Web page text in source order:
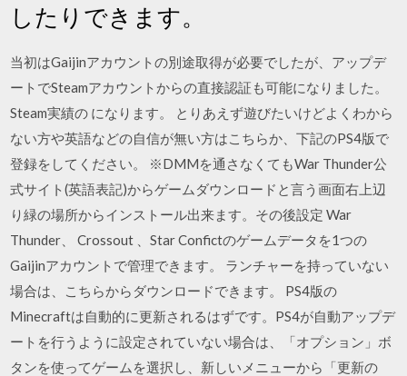
したりできます。
当初はGaijinアカウントの別途取得が必要でしたが、アップデ
ートでSteamアカウントからの直接認証も可能になりました。
Steam実績の になります。 とりあえず遊びたいけどよくわから
ない方や英語などの自信が無い方はこちらか、下記のPS4版で
登録をしてください。 ※DMMを通さなくてもWar Thunder公
式サイト(英語表記)からゲームダウンロードと言う画面右上辺
り緑の場所からインストール出来ます。その後設定 War
Thunder、 Crossout 、Star Confictのゲームデータを1つの
Gaijinアカウントで管理できます。 ランチャーを持っていない
場合は、こちらからダウンロードできます。 PS4版の
Minecraftは自動的に更新されるはずです。PS4が自動アップデ
ートを行うように設定されていない場合は、「オプション」ボ
タンを使ってゲームを選択し、新しいメニューから「更新の